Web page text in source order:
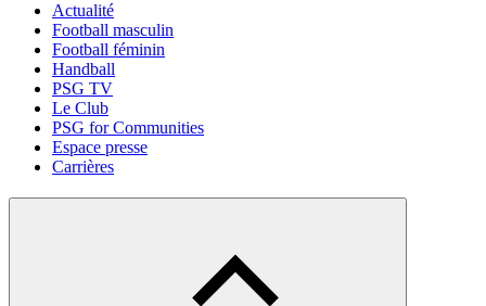
Actualité
Football masculin
Football féminin
Handball
PSG TV
Le Club
PSG for Communities
Espace presse
Carrières